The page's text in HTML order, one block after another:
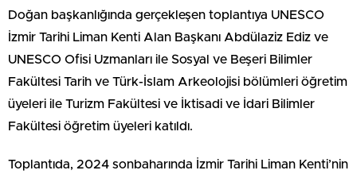
Doğan başkanlığında gerçekleşen toplantıya UNESCO
İzmir Tarihi Liman Kenti Alan Başkanı Abdülaziz Ediz ve
UNESCO Ofisi Uzmanları ile Sosyal ve Beşeri Bilimler
Fakültesi Tarih ve Türk-İslam Arkeolojisi bölümleri öğretim
üyeleri ile Turizm Fakültesi ve İktisadi ve İdari Bilimler
Fakültesi öğretim üyeleri katıldı.
Toplantıda, 2024 sonbaharında İzmir Tarihi Liman Kenti’nin